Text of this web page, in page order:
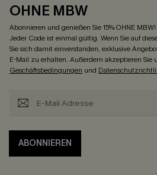
OHNE MBW
Abonnieren und genießen Sie 15% OHNE
Jeder Code ist einmal gültig. Wenn Sie auf
Sie sich damit einverstanden, exklusive
E-Mail zu erhalten. Außerdem akzeptieren Sie
Geschäftsbedingungen und
ABONNIEREN